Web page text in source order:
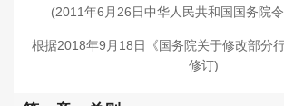
(2011年6月26日中华人民共和国国务院
根据2018年9月18日《国务院关于修改部分
修订)